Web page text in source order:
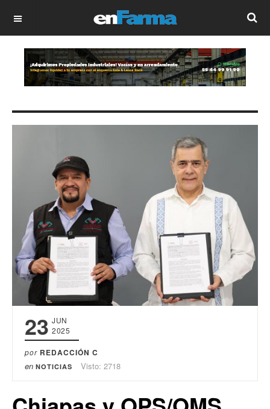
OFF CANVAS
23 JUN
2025
por REDACCIÓN C
en NOTICIAS Visto: 2718